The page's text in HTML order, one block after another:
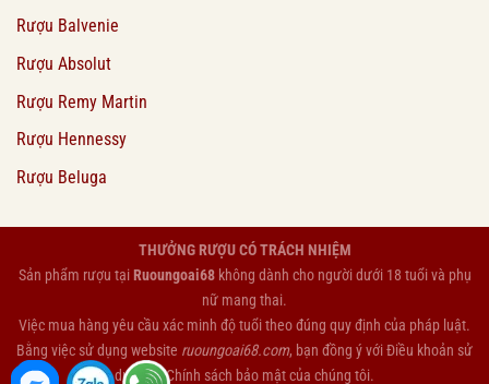
Rượu Balvenie
Rượu Absolut
Rượu Remy Martin
Rượu Hennessy
Rượu Beluga
THƯỞNG RƯỢU CÓ TRÁCH NHIỆM
Sản phẩm rượu tạiRuoungoai68không dành cho người dưới 18 tuổi và phụ
nữ mang thai.
Việc mua hàng yêu cầu xác minh độ tuổi theo đúng quy định của pháp luật.
Bằng việc sử dụng website ruoungoai68.com, bạn đồng ý vớiĐiều khoản sử
dụng vàChính sách bảo mậtcủa chúng tôi.